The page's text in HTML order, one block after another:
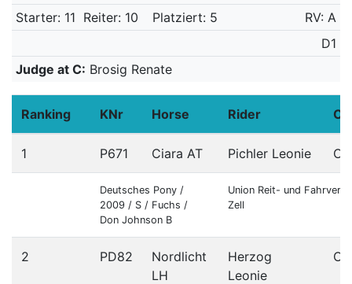
Starter: 11 Reiter: 10 Platziert: 5
RV: A
D1
Judge at C: Brosig Renate
Ranking KNr Horse Rider
1 P671 Ciara AT Pichler Leonie OÖ
Deutsches Pony /
2009 / S / Fuchs /
Don Johnson B
Union Reit- und
Zell
2 PD82
Nordlicht
LH
Herzog
Leonie
OÖ